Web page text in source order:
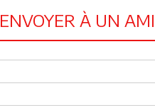
ENVOYER À UN AMI